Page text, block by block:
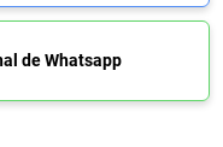
de Whatsapp